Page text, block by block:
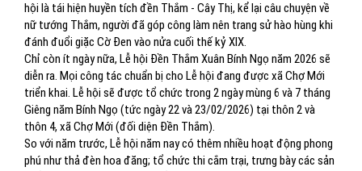
hội là tái hiện huyền tích đền Thắm - Cây Thị, kể lại câu chuyện về
nữ tướng Thắm, người đã góp công làm nên trang sử hào hùng khi
đánh đuổi giặc Cờ Đen vào nửa cuối thế kỷ XIX.
Chỉ còn ít ngày nữa, Lễ hội Đền Thắm Xuân Bính Ngọ năm 2026 sẽ
diễn ra. Mọi công tác chuẩn bị cho Lễ hội đang được xã Chợ Mới
triển khai. Lễ hội sẽ được tổ chức trong 2 ngày mùng 6 và 7 tháng
Giêng năm Bính Ngọ (tức ngày 22 và 23/02/2026) tại thôn 2 và
thôn 4, xã Chợ Mới (đối diện Đền Thắm).
So với năm trước, Lễ hội năm nay có thêm nhiều hoạt động phong
phú như thả đèn hoa đăng; tổ chức thi cắm trại, trưng bày các sản